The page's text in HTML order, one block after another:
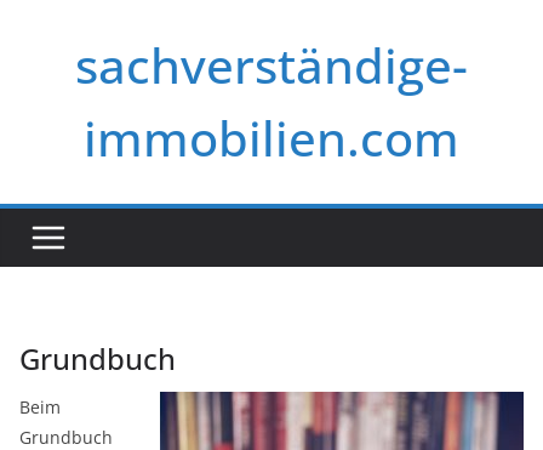
springensachverständige-
immobilien.com
Grundbuch
Beim
Grundbuch